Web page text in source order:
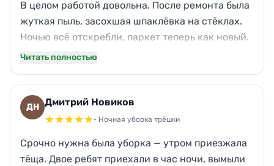
В целом работой довольна. После ремонта была
жуткая пыль, засохшая шпаклёвка на стёклах.
Ночью всё отскребли, паркет теперь как новый.
Но приехали на 20 минут позже оговорённого, и
порядок.
Читать полностью
ДН Дмитрий Новиков
★★★★★• Ночная уборка трёшки
Срочно нужна была уборка — утром приезжала
тёща. Двое ребят приехали в час ночи, вымыли